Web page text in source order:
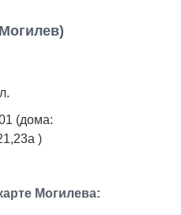
(дома:
)
Могилева: